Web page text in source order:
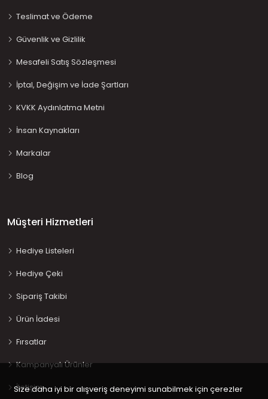
Teslimat ve Ödeme
Güvenlik ve Gizlilik
Mesafeli Satış Sözleşmesi
İptal, Değişim ve İade Şartları
KVKK Aydınlatma Metni
İnsan Kaynakları
Markalar
Blog
Müşteri Hizmetleri
Hediye Listeleri
Hediye Çeki
Sipariş Takibi
Ürün İadesi
Fırsatlar
Kampanyalı Ürünler
İletişim
Size daha iyi bir alışveriş deneyimi sunabilmek için çerezler